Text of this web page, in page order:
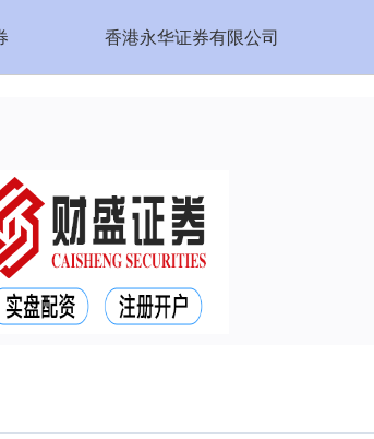
香港永华证券有限公司